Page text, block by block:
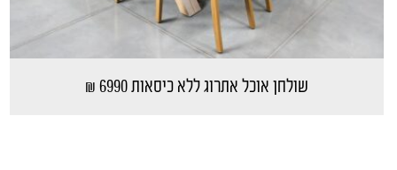
שולחן אוכל אתרוג ללא כיסאות 6990 ₪